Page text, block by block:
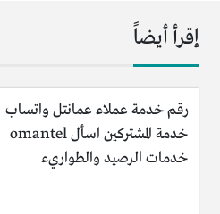
إقرأ أيضاً
رقم خدمة عملاء عمانتل واتساب
خدمة المشتركين اسأل omantel
خدمات الرصيد والطواريء